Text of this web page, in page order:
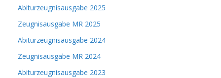
Abiturzeugnisausgabe 2025
Zeugnisausgabe MR 2025
Abiturzeugnisausgabe 2024
Zeugnisausgabe MR 2024
Abiturzeugnisausgabe 2023